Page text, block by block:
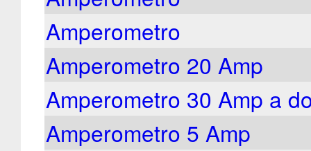
Amperometro
Amperometro 20 Amp
Amperometro 30 Amp a
Amperometro 5 Amp